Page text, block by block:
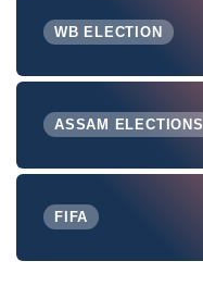
WB ELECTION
ASSAM ELECTIONS
FIFA